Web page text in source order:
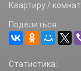
Квартиру /
Поделиться:
Статистика: